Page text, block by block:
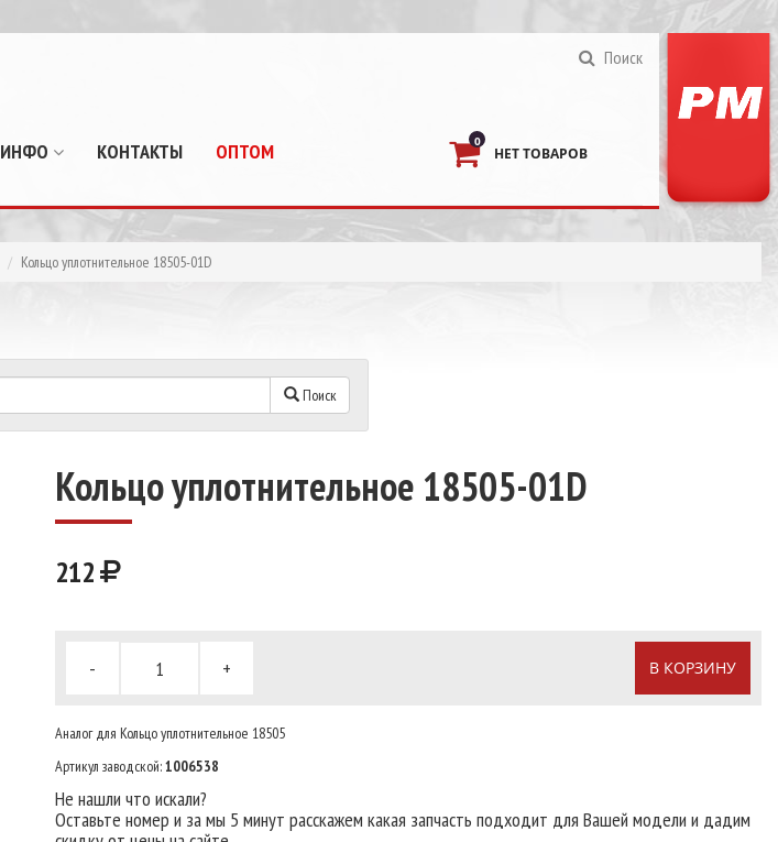
Поиск
ИНФО КОНТАКТЫ ОПТОМ 0
НЕТ ТОВАРОВ
Кольцо уплотнительное 18505-01D
Поиск
Кольцо уплотнительное 18505-01D
212
- + В КОРЗИНУ
Аналог для Кольцо уплотнительное 18505
Артикул заводской:1006538
Не нашли что искали?
Оставьте номер и за мы 5 минут расскажем какая запчасть подходит для Вашей модели и дадим